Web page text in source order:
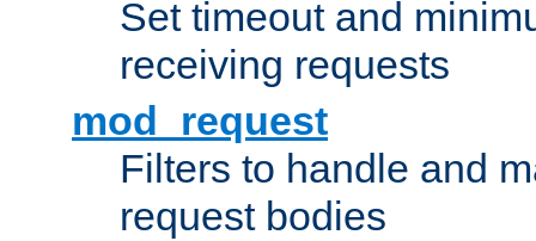
Set timeout and
receiving requests
mod_request
Filters to handle and
request bodies